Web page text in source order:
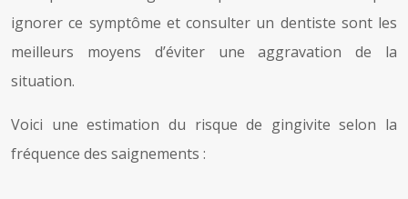
ignorer ce symptôme et consulter un dentiste sont les
meilleurs moyens d’éviter une aggravation de la
situation.
Voici une estimation du risque de gingivite selon la
fréquence des saignements :